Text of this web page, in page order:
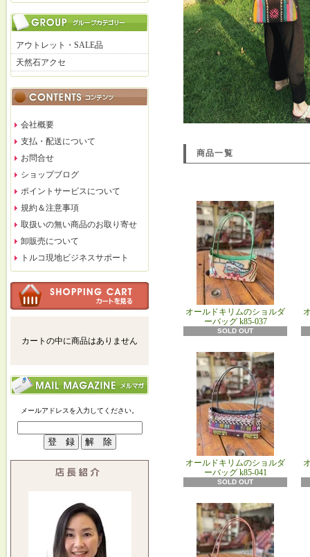
アウトレット・SALE品
天然石アクセ
会社概要
支払・配送について
お問合せ
ショップブログ
ポイントサービスについて
規約＆注意事項
取扱いの無い商品のお取り寄せ
卸販売について
トルコ現地ビジネスサポート
カートの中に商品はありません
メールアドレスを入力してください。
商品一覧
オールドキリムのショルダ
ーバッグ k85‐037
SOLD OUT
オールドキリムのショルダ
ーバッグ k85‐041
SOLD OUT